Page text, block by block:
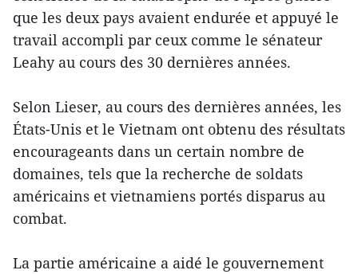
que les deux pays avaient endurée et appuyé le
travail accompli par ceux comme le sénateur
Leahy au cours des 30 dernières années.
Selon Lieser, au cours des dernières années, les
États-Unis et le Vietnam ont obtenu des résultats
encourageants dans un certain nombre de
domaines, tels que la recherche de soldats
américains et vietnamiens portés disparus au
combat.
La partie américaine a aidé le gouvernement